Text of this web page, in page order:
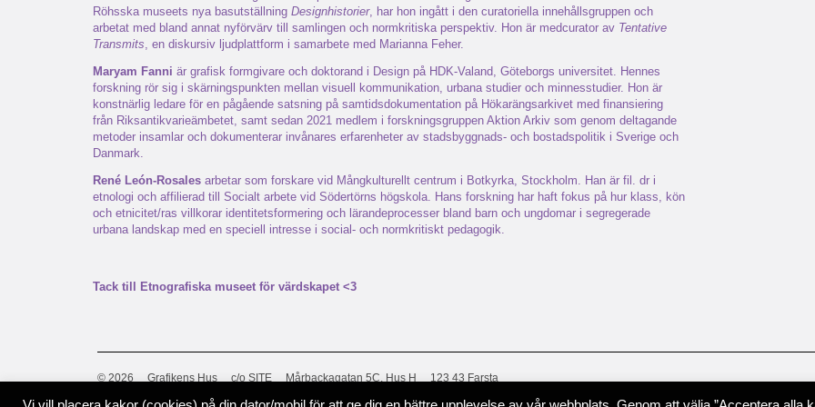
Röhsska museets nya basutställning Designhistorier, har hon ingått i den curatoriella innehållsgruppen och
arbetat med bland annat nyförvärv till samlingen och normkritiska perspektiv. Hon är medcurator av Tentative
Transmits , en diskursiv ljudplattform i samarbete med Marianna Feher.
Maryam Fanni är grafisk formgivare och doktorand i Design på HDK-Valand, Göteborgs universitet. Hennes
forskning rör sig i skärningspunkten mellan visuell kommunikation, urbana studier och minnesstudier. Hon är
konstnärlig ledare för en pågående satsning på samtidsdokumentation på Hökarängsarkivet med finansiering
från Riksantikvarieämbetet, samt sedan 2021 medlem i forskningsgruppen Aktion Arkiv som genom deltagande
metoder insamlar och dokumenterar invånares erfarenheter av stadsbyggnads- och bostadspolitik i Sverige och
Danmark.
René León-Rosales arbetar som forskare vid Mångkulturellt centrum i Botkyrka, Stockholm. Han är fil. dr i
etnologi och affilierad till Socialt arbete vid Södertörns högskola. Hans forskning har haft fokus på hur klass, kön
och etnicitet/ras villkorar identitetsformering och lärandeprocesser bland barn och ungdomar i segregerade
urbana landskap med en speciell intresse i social- och normkritiskt pedagogik.
Tack till Etnografiska museet för värdskapet <3
© 2026 Grafikens Hus c/o SITE Mårbackagatan 5C, Hus H
123 43 Farsta